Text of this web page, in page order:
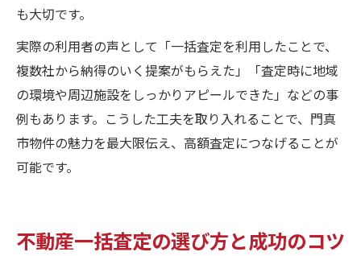
も大切です。
実際の利用者の声として「一括査定を利用したことで、
複数社から納得のいく提案がもらえた」「査定時に地域
の環境や周辺施設をしっかりアピールできた」などの事
例もあります。こうした工夫を取り入れることで、門真
市物件の魅力を最大限伝え、高額査定につなげることが
可能です。
不動産一括査定の選び方と成功のコツ